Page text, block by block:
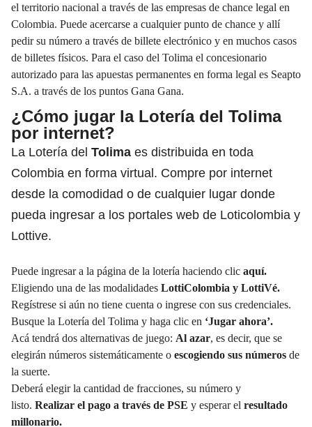
el territorio nacional a través de las empresas de chance legal en
Colombia. Puede acercarse a cualquier punto de chance y allí
pedir su número a través de billete electrónico y en muchos casos
de billetes físicos. Para el caso del Tolima el concesionario
autorizado para las apuestas permanentes en forma legal es Seapto
S.A. a través de los puntos Gana Gana.
¿Cómo jugar la Lotería del Tolima
por internet?
La Lotería del Tolima es distribuida en toda
Colombia en forma virtual. Compre por internet
desde la comodidad o de cualquier lugar donde
pueda ingresar a los portales web de Loticolombia y
Lottive.
Puede ingresar a la página de la lotería haciendo clic aquí.
Eligiendo una de las modalidades LottiColombia y LottiVé.
Regístrese si aún no tiene cuenta o ingrese con sus credenciales.
Busque la Lotería del Tolima y haga clic en ‘Jugar ahora’.
Acá tendrá dos alternativas de juego: Al azar, es decir, que se
elegirán números sistemáticamente o escogiendo sus números de
la suerte.
Deberá elegir la cantidad de fracciones, su número y
listo. Realizar el pago a través de PSE y esperar el resultado
millonario.